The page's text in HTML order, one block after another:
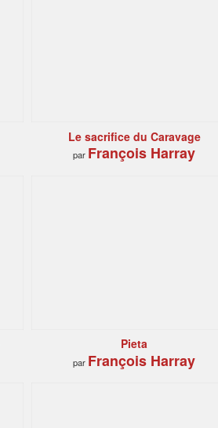
Le sacrifice du Caravage
par François Harray
Pieta
par François Harray